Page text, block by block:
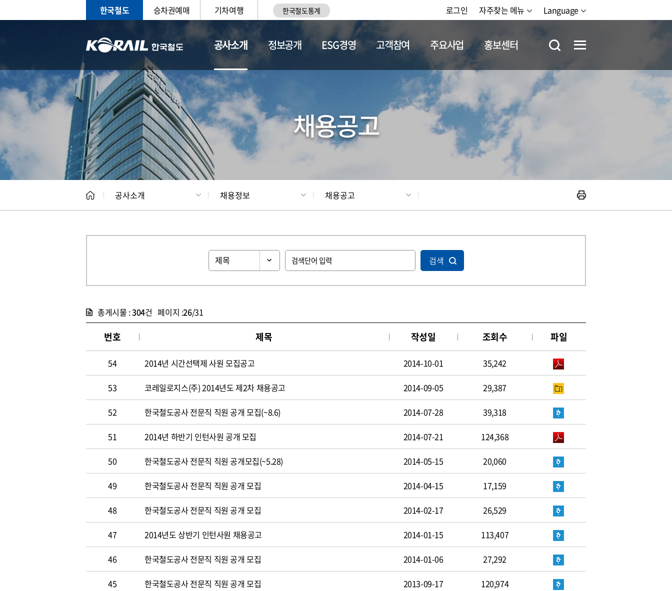
한국철도 승차권예매 기차여행 한국철도통계 로그인 자주찾는 메뉴 Language
공사소개
CEO 일반현황 채용정보
정보공개 ESG경영 고객참여 주요사업 홍보센터
채용공고
공사소개 채용정보 채용공고
검색
총게시물 :304건 페이지 :26/31
번호 제목 작성일 조회수 파일
54 2014년 시간선택제 사원 모집공고 2014-10-01 35,242
53 코레일로지스(주) 2014년도 제2차 채용공고 2014-09-05 29,387
52 한국철도공사 전문직 직원 공개 모집(~8.6) 2014-07-28 39,318
51 2014년 하반기 인턴사원 공개 모집 2014-07-21 124,368
50 한국철도공사 전문직 직원 공개모집(~5.28) 2014-05-15 20,060
49 한국철도공사 전문직 직원 공개 모집 2014-04-15 17,159
48 한국철도공사 전문직 직원 공개 모집 2014-02-17 26,529
47 2014년도 상반기 인턴사원 채용공고 2014-01-15 113,407
46 한국철도공사 전문직 직원 공개 모집 2014-01-06 27,292
45 한국철도공사 전문직 직원 공개 모집 2013-09-17 120,974